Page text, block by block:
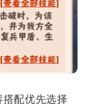
配优先选择